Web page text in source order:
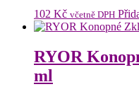
102 Kč včetně DPH
RYOR
ml